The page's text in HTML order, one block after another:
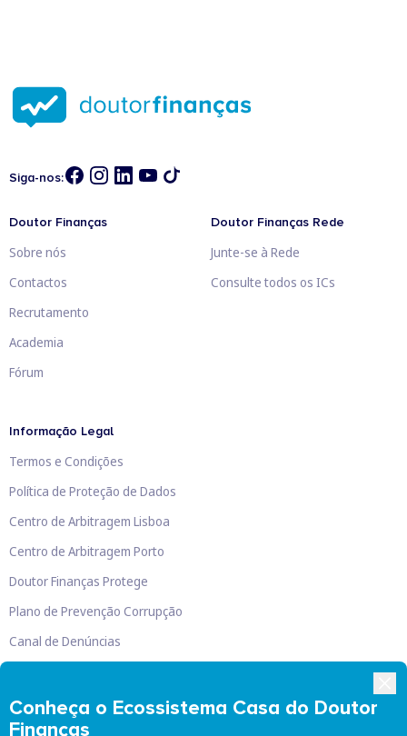
Conheça o Ecossistema Casa do Doutor
Finanças
Siga-nos:
Doutor Finanças
Sobre nós
Contactos
Recrutamento
Academia
Fórum
Doutor Finanças Rede
Junte-se à Rede
Consulte todos os ICs
Informação Legal
Termos e Condições
Política de Proteção de Dados
Centro de Arbitragem Lisboa
Centro de Arbitragem Porto
Doutor Finanças Protege
Plano de Prevenção Corrupção
Canal de Denúncias